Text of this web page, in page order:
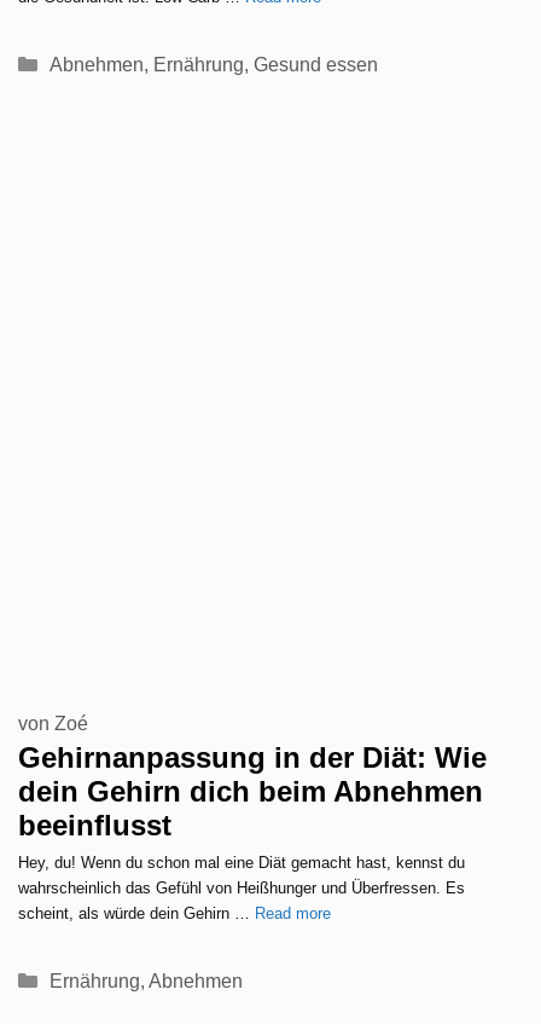
Kategorien
Abnehmen, Ernährung, Gesund essen
Gehirnanpassung in der Diät: Wie
dein Gehirn dich beim Abnehmen
beeinflusst
von Zoé
Hey, du! Wenn du schon mal eine Diät gemacht hast, kennst du
wahrscheinlich das Gefühl von Heißhunger und Überfressen. Es
scheint, als würde dein Gehirn … Read more
Kategorien
Ernährung, Abnehmen